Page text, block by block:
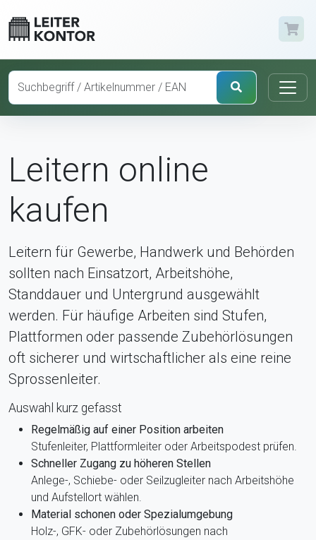
Leitern online
kaufen
Leitern für Gewerbe, Handwerk und Behörden
sollten nach Einsatzort, Arbeitshöhe,
Standdauer und Untergrund ausgewählt
werden. Für häufige Arbeiten sind Stufen,
Plattformen oder passende Zubehörlösungen
oft sicherer und wirtschaftlicher als eine reine
Sprossenleiter.
Auswahl kurz gefasst
Regelmäßig auf einer Position arbeiten
Stufenleiter, Plattformleiter oder Arbeitspodest prüfen.
Schneller Zugang zu höheren Stellen
Anlege-, Schiebe- oder Seilzugleiter nach Arbeitshöhe
und Aufstellort wählen.
Material schonen oder Spezialumgebung
Holz-, GFK- oder Zubehörlösungen nach